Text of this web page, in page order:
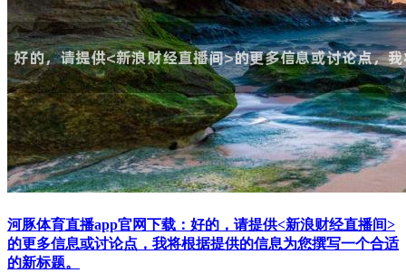
河豚体育直播app官网下载：好的，请提供<新浪财经直播间>
的更多信息或讨论点，我将根据提供的信息为您撰写一个合适
的新标题。